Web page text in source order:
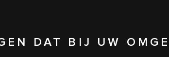
DAT BIJ UW